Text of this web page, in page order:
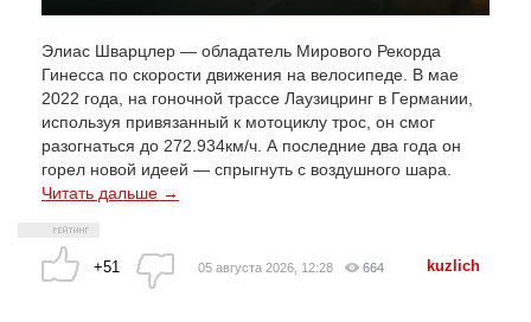
Элиас Шварцлер — обладатель Мирового Рекорда
Гинесса по скорости движения на велосипеде. В мае
2022 года, на гоночной трассе Лаузицринг в Германии,
используя привязанный к мотоциклу трос, он смог
разогнаться до 272.934км/ч. А последние два года он
горел новой идеей — спрыгнуть с воздушного шара.
Читать дальше →
+51 05 августа 2026, 12:28 664 kuzlich